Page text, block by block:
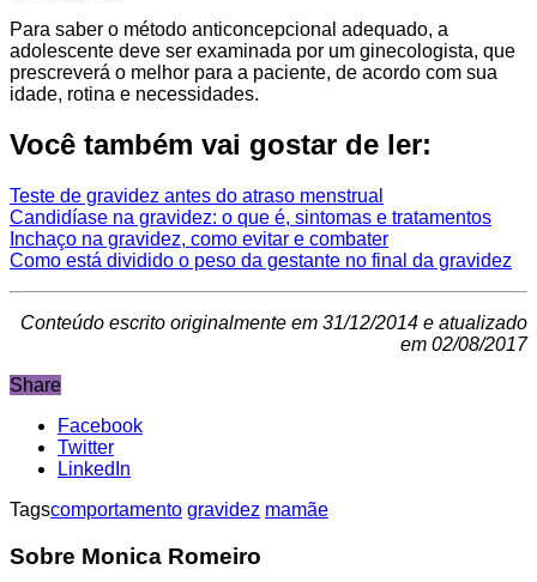
Para saber o método anticoncepcional adequado, a
adolescente deve ser examinada por um ginecologista, que
prescreverá o melhor para a paciente, de acordo com sua
idade, rotina e necessidades.
Você também vai gostar de ler:
Teste de gravidez antes do atraso menstrual
Candidíase na gravidez: o que é, sintomas e tratamentos
Inchaço na gravidez, como evitar e combater
Como está dividido o peso da gestante no final da gravidez
Conteúdo escrito originalmente em 31/12/2014 e atualizado
em 02/08/2017
Share
Facebook
Twitter
LinkedIn
Tagscomportamento gravidez mamãe
Sobre Monica Romeiro